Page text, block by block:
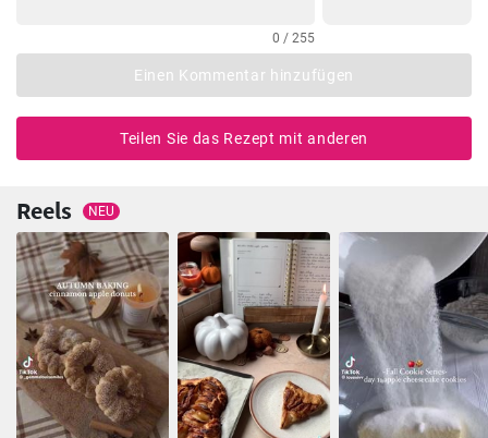
0 / 255
Einen Kommentar hinzufügen
Teilen Sie das Rezept mit anderen
Reels NEU